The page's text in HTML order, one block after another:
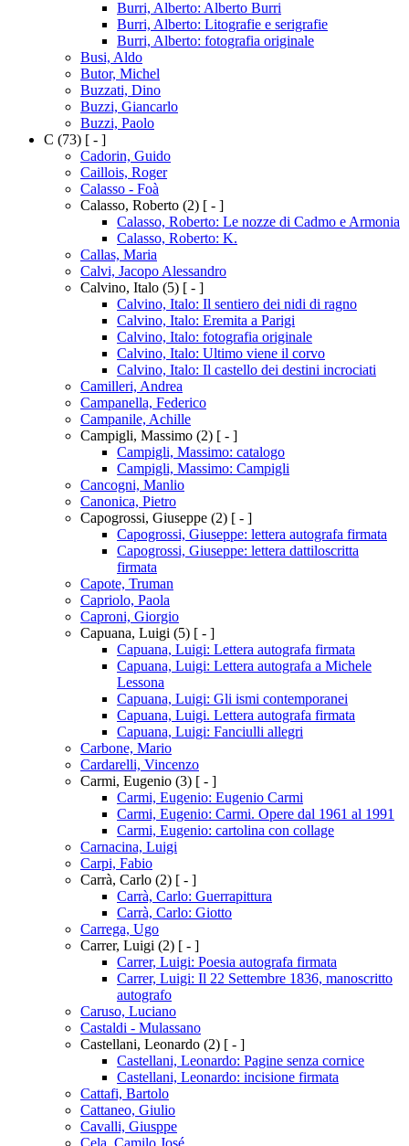
Burri, Alberto: Alberto Burri
Burri, Alberto: Litografie e serigrafie
Burri, Alberto: fotografia originale
Busi, Aldo
Butor, Michel
Buzzati, Dino
Buzzi, Giancarlo
Buzzi, Paolo
C (73) [ - ]
Cadorin, Guido
Caillois, Roger
Calasso - Foà
Calasso, Roberto (2) [ - ]
Calasso, Roberto: Le nozze di Cadmo e Armonia
Calasso, Roberto: K.
Callas, Maria
Calvi, Jacopo Alessandro
Calvino, Italo (5) [ - ]
Calvino, Italo: Il sentiero dei nidi di ragno
Calvino, Italo: Eremita a Parigi
Calvino, Italo: fotografia originale
Calvino, Italo: Ultimo viene il corvo
Calvino, Italo: Il castello dei destini incrociati
Camilleri, Andrea
Campanella, Federico
Campanile, Achille
Campigli, Massimo (2) [ - ]
Campigli, Massimo: catalogo
Campigli, Massimo: Campigli
Cancogni, Manlio
Canonica, Pietro
Capogrossi, Giuseppe (2) [ - ]
Capogrossi, Giuseppe: lettera autografa firmata
Capogrossi, Giuseppe: lettera dattiloscritta
firmata
Capote, Truman
Capriolo, Paola
Caproni, Giorgio
Capuana, Luigi (5) [ - ]
Capuana, Luigi: Lettera autografa firmata
Capuana, Luigi: Lettera autografa a Michele
Lessona
Capuana, Luigi: Gli ismi contemporanei
Capuana, Luigi. Lettera autografa firmata
Capuana, Luigi: Fanciulli allegri
Carbone, Mario
Cardarelli, Vincenzo
Carmi, Eugenio (3) [ - ]
Carmi, Eugenio: Eugenio Carmi
Carmi, Eugenio: Carmi. Opere dal 1961 al 1991
Carmi, Eugenio: cartolina con collage
Carnacina, Luigi
Carpi, Fabio
Carrà, Carlo (2) [ - ]
Carrà, Carlo: Guerrapittura
Carrà, Carlo: Giotto
Carrega, Ugo
Carrer, Luigi (2) [ - ]
Carrer, Luigi: Poesia autografa firmata
Carrer, Luigi: Il 22 Settembre 1836, manoscritto
autografo
Caruso, Luciano
Castaldi - Mulassano
Castellani, Leonardo (2) [ - ]
Castellani, Leonardo: Pagine senza cornice
Castellani, Leonardo: incisione firmata
Cattafi, Bartolo
Cattaneo, Giulio
Cavalli, Giusppe
Cela, Camilo José